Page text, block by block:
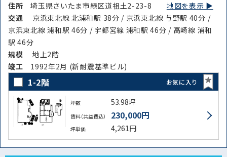
住所埼玉県さいたま市緑区道祖土2-23-8 地図を表示 ▶︎
交通
京浜東北線 北浦和駅 38分 / 京浜東北線 与野駅 40分 /
京浜東北線 浦和駅 46分 / 宇都宮線 浦和駅 46分 / 高崎線 浦和
駅 46分
規模
地上2階
竣⼯ 1992年2月 (新耐震基準ビル)
1-2階 お気に入り
坪数 53.98坪
賃料（共益費込） 230,000円
坪単価 4,261円